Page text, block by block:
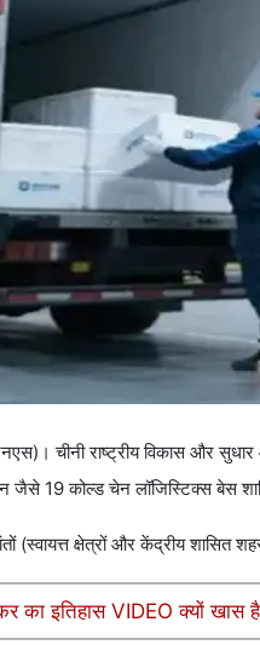
चीनी राष्ट्रीय विकास और
जैसे 19 कोल्ड चेन लॉजिस्टिक्स बेस
(स्वायत्त क्षेत्रों और केंद्रीय शासित
का इतिहास VIDEO क्यों खास है